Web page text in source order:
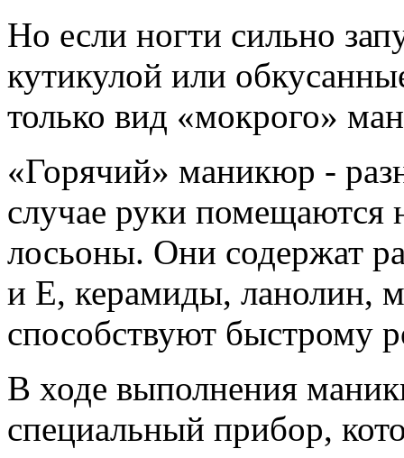
Но если ногти сильно
кутикулой или
только вид «мокрого»
«Горячий» маникюр -
случае руки помещаются
лосьоны. Они содержат
и Е, керамиды, ланолин,
способствуют быстрому
В ходе выполнения
специальный прибор,